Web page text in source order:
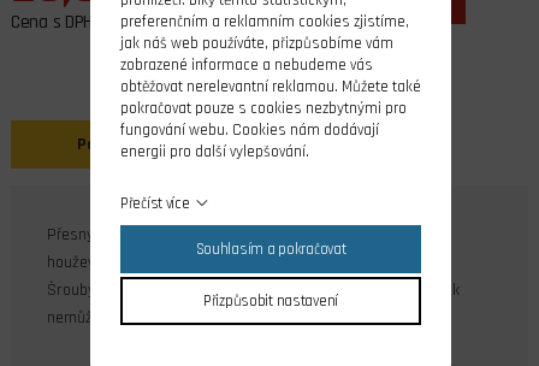
Cena s DPH
Popis
Přesný křížový šroub s vypouklou hlavou je vyrobený z
houževnatého polyamidu. Závit M2, délka závitu 12mm.
Šrouby jsou vhodné pro upevnění nosných ploch. Šroubovák
nemůže sklouznout a poškodit okolí otvoru v ploše.
preferenčním a reklamním cookies zjistíme,
jak náš web používáte, přizpůsobíme vám
zobrazené informace a nebudeme vás
obtěžovat nerelevantní reklamou. Můžete také
pokračovat pouze s cookies nezbytnými pro
fungování webu. Cookies nám dodávají
energii pro další vylepšování.
Přečíst více
Souhlasím a pokračovat
Přizpůsobit nastavení